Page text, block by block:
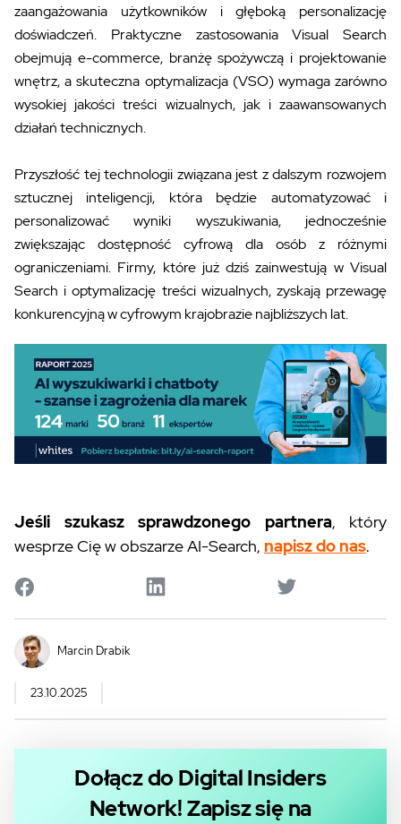
zaangażowania użytkowników i głęboką personalizację
doświadczeń. Praktyczne zastosowania Visual Search
obejmują e-commerce, branżę spożywczą i projektowanie
wnętrz, a skuteczna optymalizacja (VSO) wymaga zarówno
wysokiej jakości treści wizualnych, jak i zaawansowanych
działań technicznych.
Przyszłość tej technologii związana jest z dalszym rozwojem
sztucznej inteligencji, która będzie automatyzować i
personalizować wyniki wyszukiwania, jednocześnie
zwiększając dostępność cyfrową dla osób z różnymi
ograniczeniami. Firmy, które już dziś zainwestują w Visual
Search i optymalizację treści wizualnych, zyskają przewagę
konkurencyjną w cyfrowym krajobrazie najbliższych lat.
Jeśli szukasz sprawdzonego partnera, który
wesprze Cię w obszarze AI-Search, napisz do nas.
Marcin Drabik
23.10.2025
Dołącz do Digital Insiders
Network! Zapisz się na